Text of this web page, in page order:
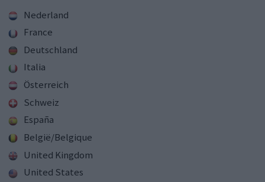
Nederland
France
Deutschland
Italia
Österreich
Schweiz
España
België/Belgique
United Kingdom
United States